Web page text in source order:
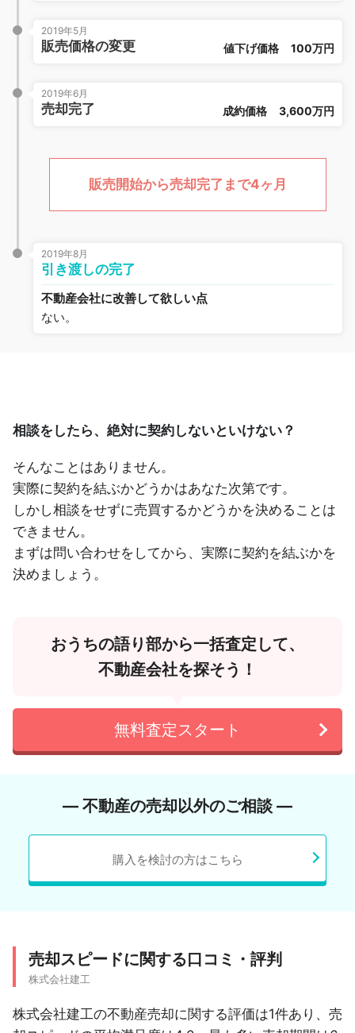
2019年5月
販売価格の変更 値下げ価格 100万円
2019年6月
売却完了 成約価格 3,600万円
販売開始から売却完了まで4ヶ月
2019年8月
引き渡しの完了
不動産会社に改善して欲しい点
ない。
相談をしたら、絶対に契約しないといけない？
そんなことはありません。
実際に契約を結ぶかどうかはあなた次第です。
しかし相談をせずに売買するかどうかを決めることは
できません。
まずは問い合わせをしてから、実際に契約を結ぶかを
決めましょう。
おうちの語り部から一括査定して、
不動産会社を探そう！
無料査定スタート
― 不動産の売却以外のご相談 ―
購入を検討の方はこちら
売却スピードに関する口コミ・評判
株式会社建工
株式会社建工の不動産売却に関する評価は1件あり、売